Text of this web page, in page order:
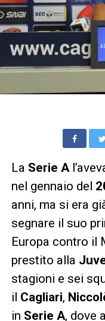
La Serie A
nel gennaio del
anni, ma si era
segnare il suo
Europa contro il
prestito alla
stagioni e sei
il Cagliari,
in Serie A, dove